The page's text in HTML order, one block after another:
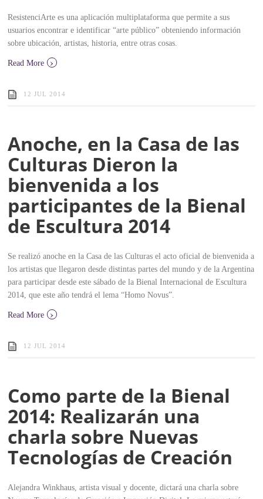
ResistenciArte es una aplicación multiplataforma que permite a sus
usuarios encontrar e identificar “arte público” obteniendo información
sobre ubicación, artistas, historia, entre otras cosas.
Read More ›
12 JUL 2014
Anoche, en la Casa de las
Culturas Dieron la
bienvenida a los
participantes de la Bienal
de Escultura 2014
Se realizó anoche en la Casa de las Culturas el acto oficial de bienvenida a
los artistas que llegaron desde distintas partes del mundo y de la Argentina
para participar desde este sábado de la Bienal Internacional de Escultura
2014, que este año tendrá el lema “Homo Novus”.
Read More ›
12 JUL 2014
Como parte de la Bienal
2014: Realizarán una
charla sobre Nuevas
Tecnologías de Creación
Alejandra Winkhaus, artista visual y docente, dictará una charla sobre